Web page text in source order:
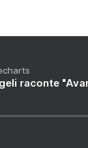
raconte